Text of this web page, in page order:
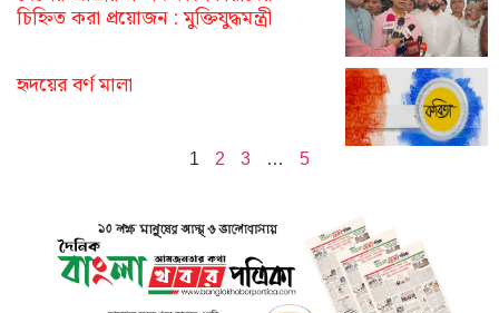
চিহ্নিত করা প্রয়োজন : মুক্তিযুদ্ধমন্ত্রী
হৃদয়ের বর্ণ মালা
1 2 3 … 5